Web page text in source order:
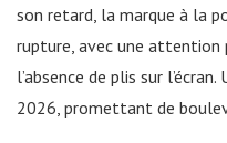
son retard, la marque à la
rupture, avec une
l’absence de plis sur
2026, promettant de